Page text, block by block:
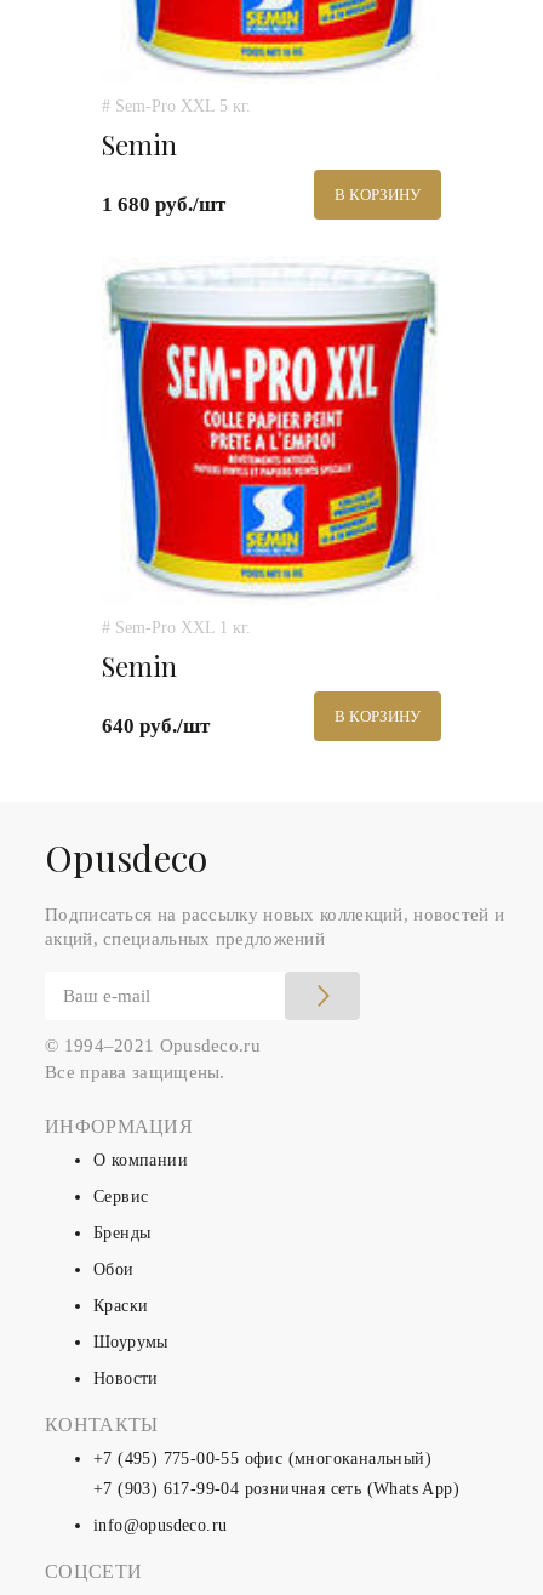
# Sem-Pro XXL 5 кг.
Semin
1 680 руб./шт В КОРЗИНУ
# Sem-Pro XXL 1 кг.
Semin
640 руб./шт В КОРЗИНУ
Оpusdeco
Подписаться на рассылку новых коллекций, новостей и
акций, специальных предложений
© 1994–2021 Opusdeco.ru
Все права защищены.
ИНФОРМАЦИЯ
О компании
Сервис
Бренды
Обои
Краски
Шоурумы
Новости
КОНТАКТЫ
+7 (495) 775-00-55 офис (многоканальный)
+7 (903) 617-99-04 розничная сеть (Whats App)
info@opusdeco.ru
СОЦСЕТИ